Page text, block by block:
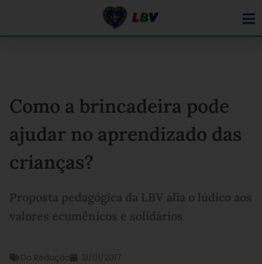
Como a brincadeira pode
ajudar no aprendizado das
crianças?
Proposta pedagógica da LBV alia o lúdico aos
valores ecumênicos e solidários
Da Redação 31/01/2017